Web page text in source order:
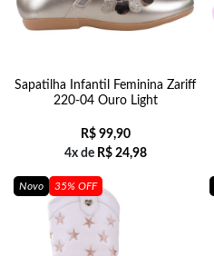
Sapatilha Infantil Feminina Zariff
220-04 Ouro Light
R$99,90
4x de R$24,98
Novo 35% OFF